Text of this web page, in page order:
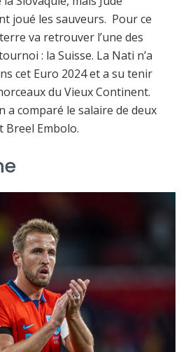
joué les sauveurs. Pour ce
va retrouver l’une des
: la Suisse. La Nati n’a
cet Euro 2024 et a su tenir
du Vieux Continent.
a comparé le salaire de deux
Breel Embolo.